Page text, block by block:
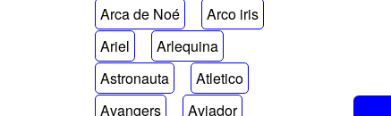
Arca de Noé
Arco iris
Ariel
Arlequina
Astronauta
Atletico
Avangers
Aviador